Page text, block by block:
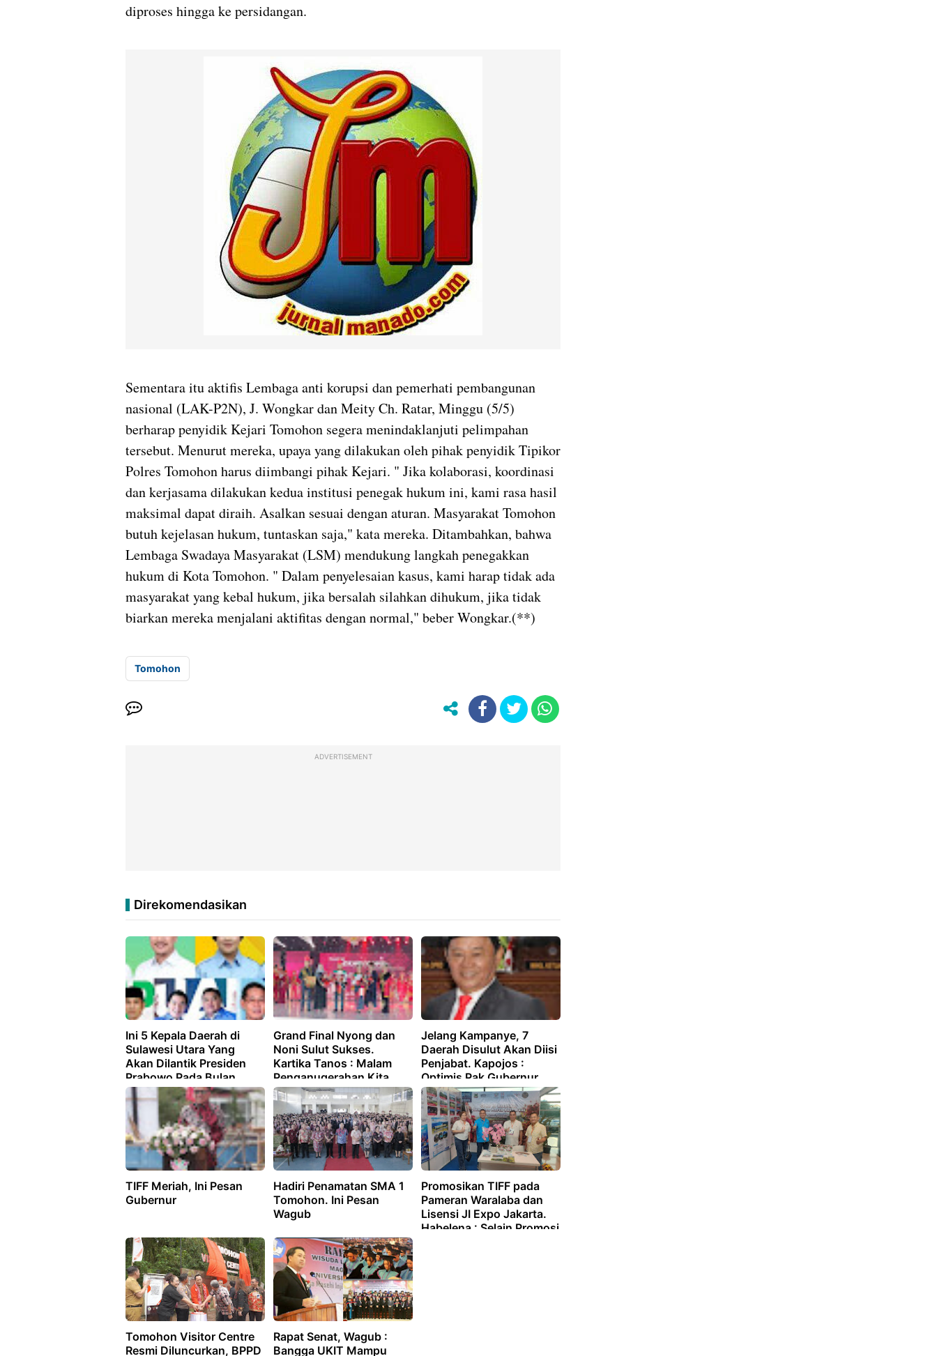
diproses hingga ke persidangan.
Sementara itu aktifis Lembaga anti korupsi dan pemerhati pembangunan
nasional (LAK-P2N), J. Wongkar dan Meity Ch. Ratar, Minggu (5/5)
berharap penyidik Kejari Tomohon segera menindaklanjuti pelimpahan
tersebut. Menurut mereka, upaya yang dilakukan oleh pihak penyidik Tipikor
Polres Tomohon harus diimbangi pihak Kejari. " Jika kolaborasi, koordinasi
dan kerjasama dilakukan kedua institusi penegak hukum ini, kami rasa hasil
maksimal dapat diraih. Asalkan sesuai dengan aturan. Masyarakat Tomohon
butuh kejelasan hukum, tuntaskan saja," kata mereka. Ditambahkan, bahwa
Lembaga Swadaya Masyarakat (LSM) mendukung langkah penegakkan
hukum di Kota Tomohon. " Dalam penyelesaian kasus, kami harap tidak ada
masyarakat yang kebal hukum, jika bersalah silahkan dihukum, jika tidak
biarkan mereka menjalani aktifitas dengan normal," beber Wongkar.(**)
Tomohon
ADVERTISEMENT
Direkomendasikan
Ini 5 Kepala Daerah di
Sulawesi Utara Yang
Akan Dilantik Presiden
Prabowo Pada Bulan
Februari 2025
Grand Final Nyong dan
Noni Sulut Sukses.
Kartika Tanos : Malam
Penganugerahan Kita
Laksanakan di
Kotamobagu, Kedepan
Kita Lihat Kesiapan
Daerah Lain
Jelang Kampanye, 7
Daerah Disulut Akan Diisi
Penjabat. Kapojos :
Optimis Pak Gubernur
Akan Tempatkan Pejabat
Yang Memenuhi Syarat
TIFF Meriah, Ini Pesan
Gubernur
Hadiri Penamatan SMA 1
Tomohon. Ini Pesan
Wagub
Promosikan TIFF pada
Pameran Waralaba dan
Lisensi JI Expo Jakarta.
Habelena : Selain Promosi
Tomohon Visitor Centre
Resmi Diluncurkan, BPPD
Rapat Senat, Wagub :
Bangga UKIT Mampu